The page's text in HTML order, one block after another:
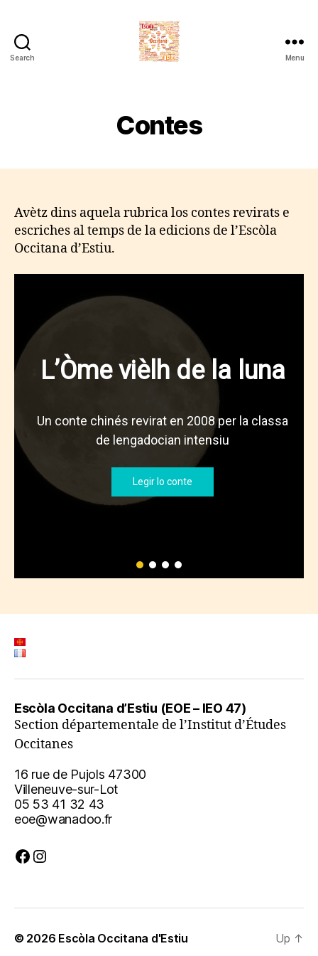
Search Menu
Contes
Avètz dins aquela rubrica los contes revirats e
escriches al temps de la edicions de l’Escòla
Occitana d’Estiu.
L’Òme vièlh de la luna
Un conte chinés revirat en 2008 per la classa
de lengadocian intensiu
Legir lo conte
Escòla Occitana d’Estiu (EOE – IEO 47)
Section départementale de l’Institut d’Études
Occitanes
16 rue de Pujols 47300
Villeneuve-sur-Lot
05 53 41 32 43
eoe@wanadoo.fr
Facebook
Instagram
© 2026 Escòla Occitana d'Estiu Up ↑